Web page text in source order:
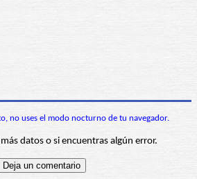
no uses el modo nocturno de tu navegador.
datos o si encuentras algún error.